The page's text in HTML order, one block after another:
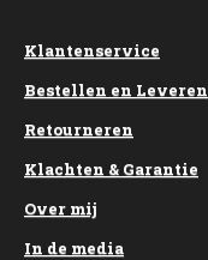
Klantenservice
Bestellen en Leveren
Retourneren
Klachten & Garantie
Over mij
In de media